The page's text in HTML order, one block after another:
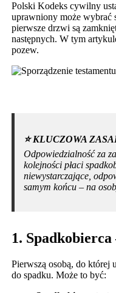
Polski Kodeks cywilny
uprawniony może wybrać
pierwsze drzwi są
następnych. W tym
pozew.
⭐️ KLUCZOWA
Odpowiedzialność za
kolejności płaci
niewystarczające,
samym końcu – na
1.
Pierwszą osobą, do której
do spadku. Może to być: